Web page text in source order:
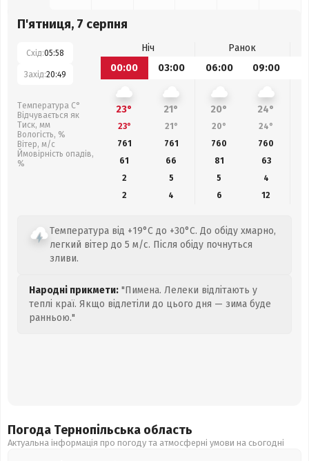
П'ятниця, 7 серпня
Схід:05:58
Захід:20:49
Температура С°
Відчувається як
Тиск, мм
Вологість, %
Вітер, м/с
Ймовірність опадів,
%
Ніч
Ранок
00:00
03:00 06:00 09:00
23° 21° 20° 24°
23° 21° 20° 24°
761
761 760 760
61
66 81
63
2
5 5
4
2
4 6 12
Температура від +19°C до +30°C. До обіду хмарно,
легкий вітер до 5 м/с. Після обіду почнуться
зливи.
Народні прикмети: "Пимена. Лелеки відлітають у
теплі краї. Якщо відлетіли до цього дня — зима буде
ранньою."
Погода Тернопільська область
Актуальна інформація про погоду та атмосферні умови на сьогодні